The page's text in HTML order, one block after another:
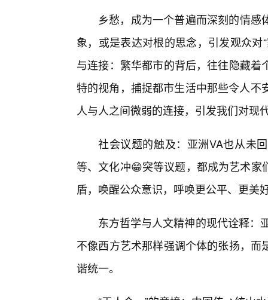
乡愁，成为一个普遍而深刻的情
象，或是表达对根的思念，引发观众
与连接：繁华都市的背后，往往隐藏
特的视角，捕捉都市生活中那些令人
人与人之间微弱的连接，引发我们对现
社会议题的触及：亚洲VA也从未
等、文化冲😁突等议题，都成为艺术
盾，唤醒公众意识，呼唤更公平、更美
东方哲学与人文精神的现代诠释：
不像西方艺术那样强调个体的张扬，
谐统一。